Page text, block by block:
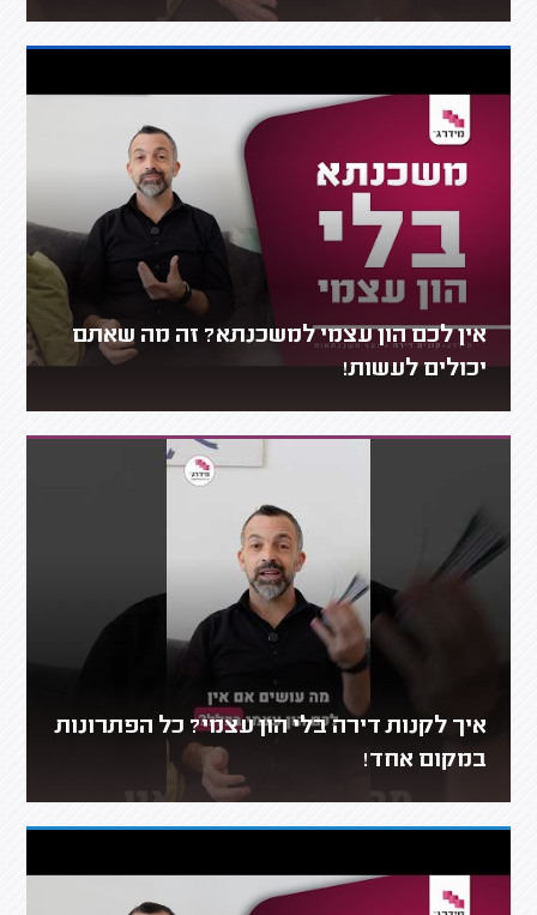
אין לכם הון עצמי למשכנתא? זה מה שאתם
יכולים לעשות!
איך לקנות דירה בלי הון עצמי? כל הפתרונות
במקום אחד!